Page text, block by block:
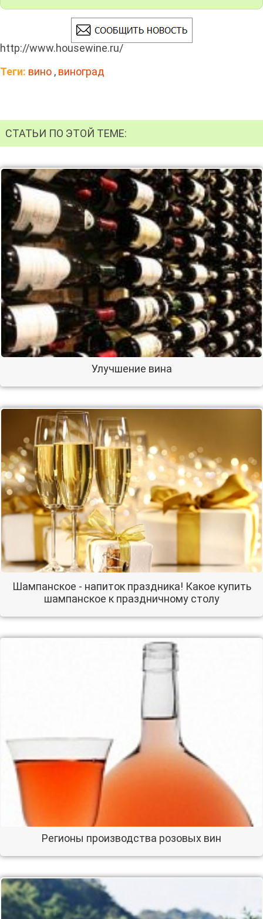
http://www.housewine.ru/
Теги: вино , виноград
СТАТЬИ ПО ЭТОЙ ТЕМЕ:
Улучшение вина
Шампанское - напиток праздника! Какое купить
шампанское к праздничному столу
Регионы производства розовых вин